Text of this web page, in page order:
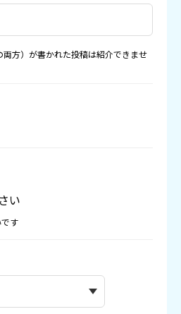
方）が書かれた投稿は紹介できませ
さい
す